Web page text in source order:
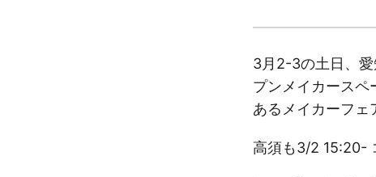
3月2-3の土日、
プンメイカースペ
あるメイカーフェ
高須も3/2 15:20-